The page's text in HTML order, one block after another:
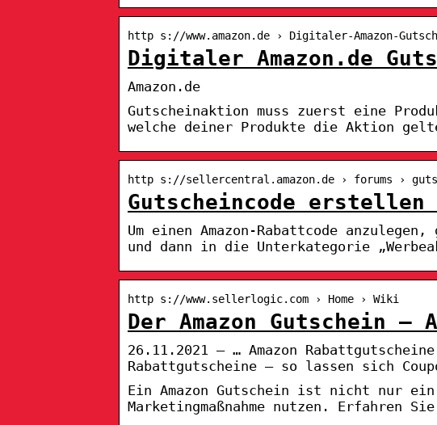
http s://www.amazon.de › Digitaler-Amazon-
Digitaler Amazon.de
Amazon.de
Gutscheinaktion muss zuerst eine
welche deiner Produkte die Aktion
http s://sellercentral.amazon.de › forums ›
Gutscheincode
Um einen Amazon-Rabattcode
und dann in die Unterkategorie
http s://www.sellerlogic.com › Home › Wiki
Der Amazon Gutschein –
26.11.2021 — … Amazon
Rabattgutscheine – so lassen sich
Ein Amazon Gutschein ist nicht nur
Marketingmaßnahme nutzen. Erfahren